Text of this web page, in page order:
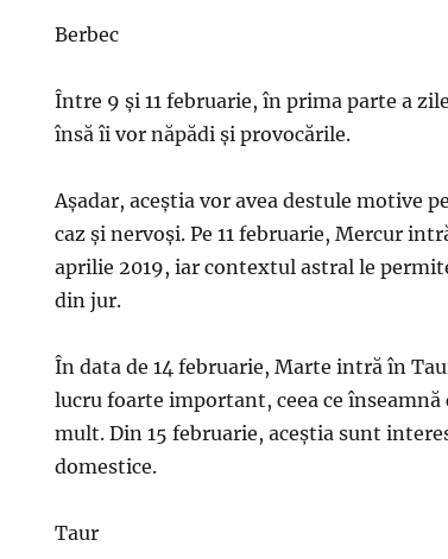
Berbec
Între 9 și 11 februarie, în prima parte a
însă îi vor năpădi și provocările.
Așadar, aceștia vor avea destule motive
caz și nervoși. Pe 11 februarie, Mercur
aprilie 2019, iar contextul astral le
din jur.
În data de 14 februarie, Marte intră în
lucru foarte important, ceea ce
mult. Din 15 februarie, aceștia sunt
domestice.
Taur